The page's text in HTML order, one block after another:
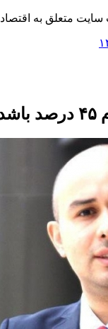
غیر قانونی از آن پیگرد قانونی دارد.